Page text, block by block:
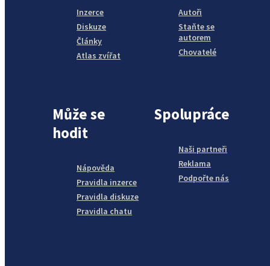
Inzerce
Diskuze
Články
Atlas zvířat
Autoři
Staňte se
autorem
Chovatelé
Může se
hodit
Nápověda
Pravidla inzerce
Pravidla diskuze
Pravidla chatu
Spolupráce
Naši partneři
Reklama
Podpořte nás